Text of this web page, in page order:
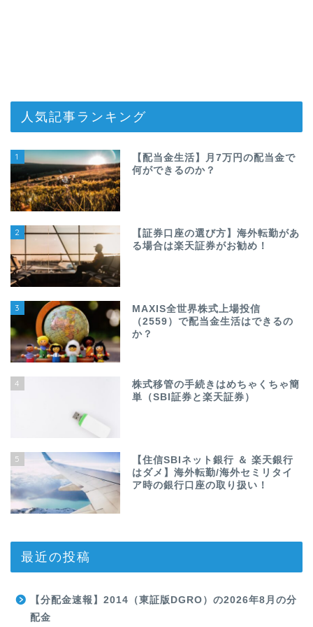
人気記事ランキング
1
【配当金生活】月7万円の配当金で
何ができるのか？
2
【証券口座の選び方】海外転勤があ
る場合は楽天証券がお勧め！
3
MAXIS全世界株式上場投信
（2559）で配当金生活はできるの
か？
4
株式移管の手続きはめちゃくちゃ簡
単（SBI証券と楽天証券）
5
【住信SBIネット銀行 ＆ 楽天銀行
はダメ】海外転勤/海外セミリタイ
ア時の銀行口座の取り扱い！
最近の投稿
【分配金速報】2014（東証版DGRO）の2026年8月の分
配金